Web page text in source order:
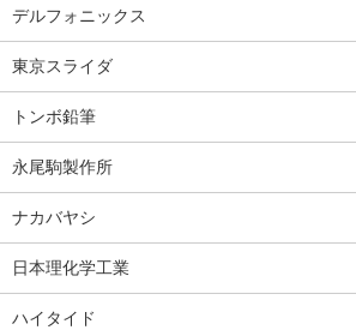
デルフォニックス
東京スライダ
トンボ鉛筆
永尾駒製作所
ナカバヤシ
日本理化学工業
ハイタイド